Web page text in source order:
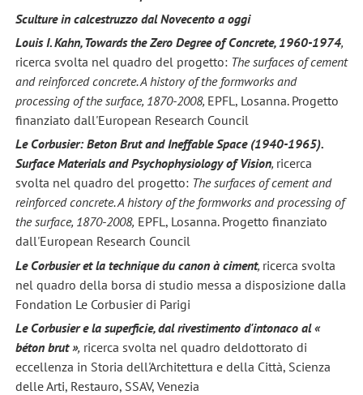
Sculture in calcestruzzo dal Novecento a oggi
Louis I. Kahn, Towards the Zero Degree of Concrete, 1960-1974,
ricerca svolta nel quadro del progetto: The surfaces of cement
and reinforced concrete. A history of the formworks and
processing of the surface, 1870-2008, EPFL, Losanna. Progetto
finanziato dall'European Research Council
Le Corbusier: Beton Brut and Ineffable Space (1940-1965).
SurfaceMaterials and Psychophysiology of Vision, ricerca
svolta nel quadro del progetto: The surfaces of cement and
reinforced concrete. A history of the formworks and processing of
the surface, 1870-2008, EPFL, Losanna. Progetto finanziato
dall'European Research Council
Le Corbusier et la technique du canon à ciment, ricerca svolta
nel quadro della borsa di studio messa a disposizione dalla
Fondation Le Corbusier di Parigi
Le Corbusier e la superficie, dal rivestimento d'intonaco al «
béton brut », ricerca svolta nel quadro deldottorato di
eccellenza in Storia dell'Architettura e della Città, Scienza
delle Arti, Restauro, SSAV, Venezia